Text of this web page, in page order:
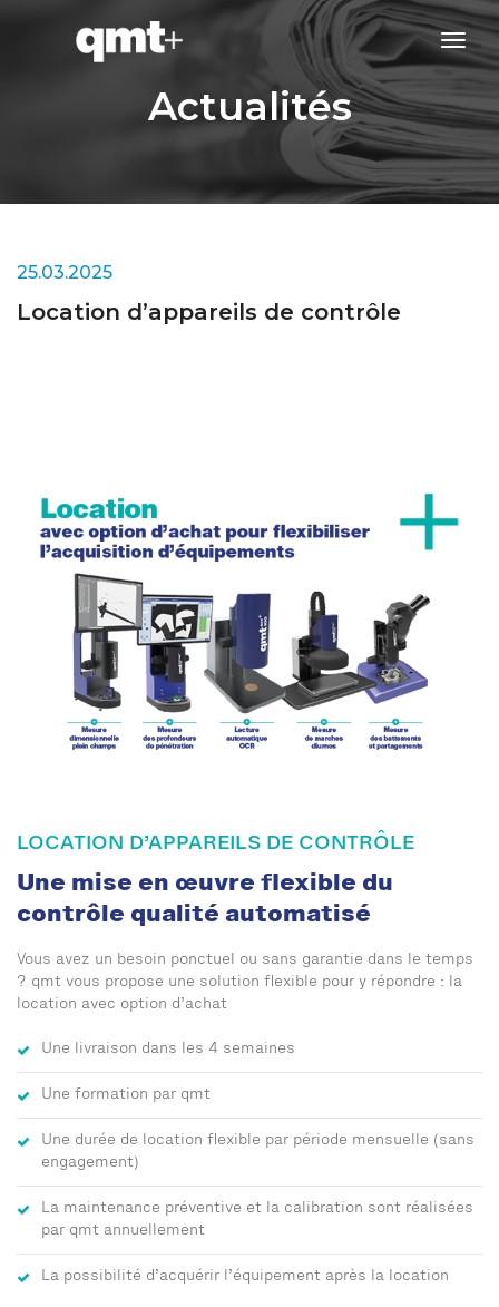
Actualités
25.03.2025
Location d’appareils de contrôle
LOCATION D’APPAREILS DE CONTRÔLE
Une mise en œuvre flexible du
contrôle qualité automatisé
Vous avez un besoin ponctuel ou sans garantie dans le temps
? qmt vous propose une solution flexible pour y répondre : la
location avec option d’achat
Une livraison dans les 4 semaines
Une formation par qmt
Une durée de location flexible par période mensuelle (sans
engagement)
La maintenance préventive et la calibration sont réalisées
par qmt annuellement
La possibilité d’acquérir l’équipement après la location